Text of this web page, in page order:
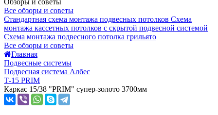
Обзоры и советы
Все обзоры и советы
Стандартная схема монтажа подвесных потолков Схема
монтажа кассетных потолков с скрытой подвесной системой
Схема монтажа подвесного потолка грильято
Все обзоры и советы
Главная
Подвесные системы
Подвесная система Албес
Т-15 PRIM
Каркас 15/38 "PRIM" супер-золото 3700мм